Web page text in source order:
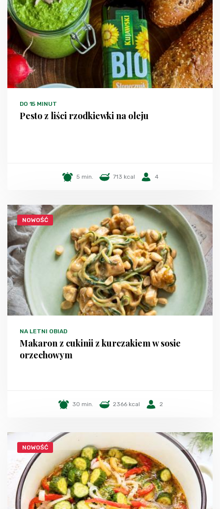
DO 15 MINUT
Pesto z liści rzodkiewki na oleju
5 min. 713 kcal 4
NOWOŚĆ
NA LETNI OBIAD
Makaron z cukinii z kurczakiem w sosie
orzechowym
30 min. 2366 kcal 2
NOWOŚĆ